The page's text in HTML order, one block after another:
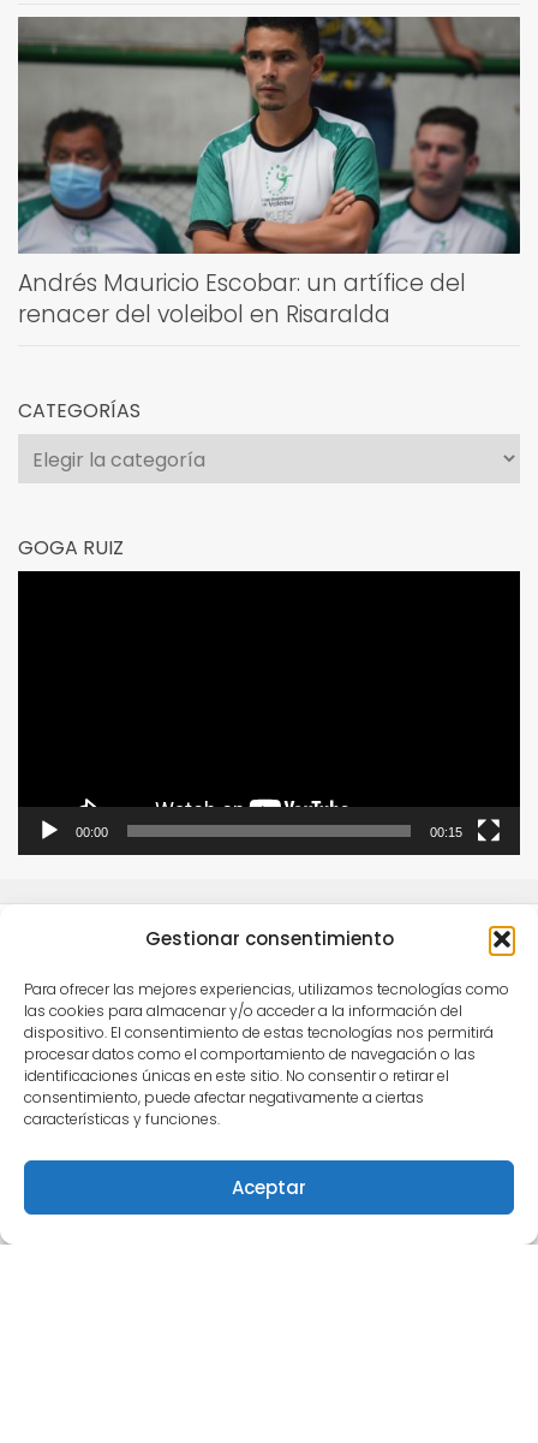
Gestionar consentimiento
Para ofrecer las mejores experiencias, utilizamos tecnologías como
las cookies para almacenar y/o acceder a la información del
dispositivo. El consentimiento de estas tecnologías nos permitirá
procesar datos como el comportamiento de navegación o las
identificaciones únicas en este sitio. No consentir o retirar el
consentimiento, puede afectar negativamente a ciertas
características y funciones.
Aceptar
Andrés Mauricio Escobar: un artífice del
renacer del voleibol en Risaralda
CATEGORÍAS
Categorías
GOGA RUIZ
00:00 00:15
Este obra está bajo unalicencia de Creative
Commons Reconocimiento-NoComercial-
CompartirIgual 4.0 Internacional
Para comunicarse con Semilleros Deportivos puede
escribir vía correo electrónico a